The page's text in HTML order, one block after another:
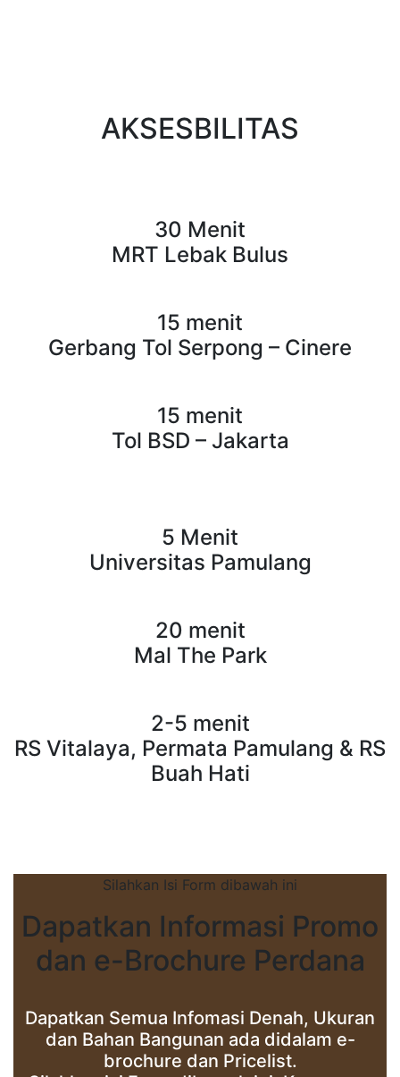
AKSESBILITAS
30 Menit
MRT Lebak Bulus
15 menit
Gerbang Tol Serpong – Cinere
15 menit
Tol BSD – Jakarta
5 Menit
Universitas Pamulang
20 menit
Mal The Park
2-5 menit
RS Vitalaya, Permata Pamulang & RS
Buah Hati
Silahkan Isi Form dibawah ini
Dapatkan Informasi Promo
dan e-Brochure Perdana
Dapatkan Semua Infomasi Denah, Ukuran
dan Bahan Bangunan ada didalam e-
brochure dan Pricelist.